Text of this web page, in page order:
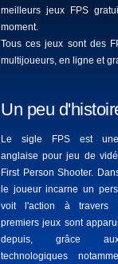
meilleurs jeux FPS
moment.
Tous ces jeux sont des
multijoueurs, en ligne et
Un peu
Le sigle FPS est une
anglaise pour jeu de
First Person Shooter.
le joueur incarne un
voit l'action à travers
premiers jeux sont
depuis, grâce
technologiques